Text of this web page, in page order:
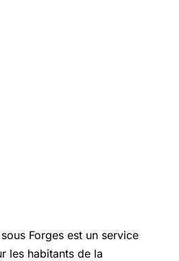
Forges est un service
les habitants de la